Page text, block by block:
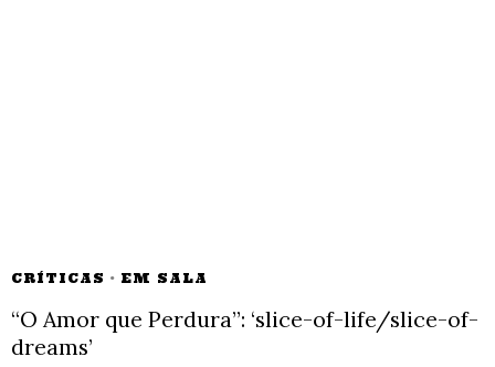
CRÍTICAS · EM SALA
“O Amor que Perdura”: ‘slice-of-life/slice-of-
dreams’